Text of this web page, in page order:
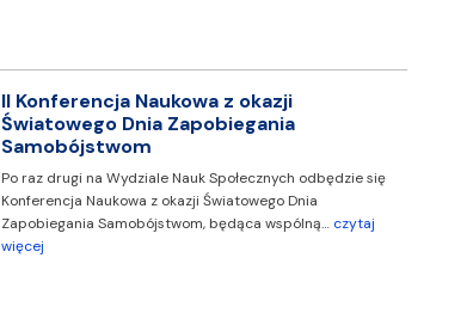
II Konferencja Naukowa z okazji
Światowego Dnia Zapobiegania
Samobójstwom
Po raz drugi na Wydziale Nauk Społecznych odbędzie się
Konferencja Naukowa z okazji Światowego Dnia
Zapobiegania Samobójstwom, będąca wspólną… czytaj
więcej